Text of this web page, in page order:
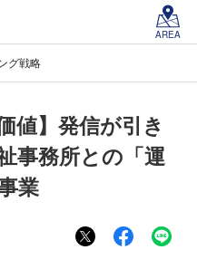
AREA
グ戦略
値】発信が引き
事務所との「運
業